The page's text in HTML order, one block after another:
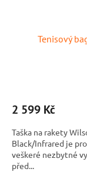
Tenisový
2 599 Kč
Taška na rakety
Black/Infrared je
veškeré nezbytné
před...